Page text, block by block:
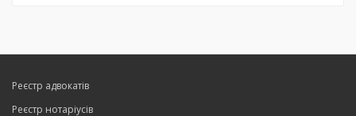
Реєстр адвокатів
Реєстр нотаріусів